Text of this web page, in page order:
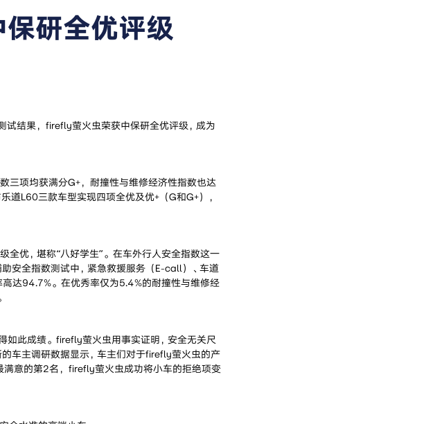
研全优评级
结果，firefly萤火虫荣获中保研全优评级，成为
三项均获满分G+，耐撞性与维修经济性指数也达
道L60三款车型实现四项全优及优+（G和G+），
优，堪称“八好学生”。在车外行人安全指数这一
安全指数测试中，紧急救援服务（E-call）、车道
达94.7%。在优秀率仅为5.4%的耐撞性与维修经
如此成绩。firefly萤火虫用事实证明，安全无关尺
车主调研数据显示，车主们对于firefly萤火虫的产
满意的第2名，firefly萤火虫成功将小车的拒绝项变